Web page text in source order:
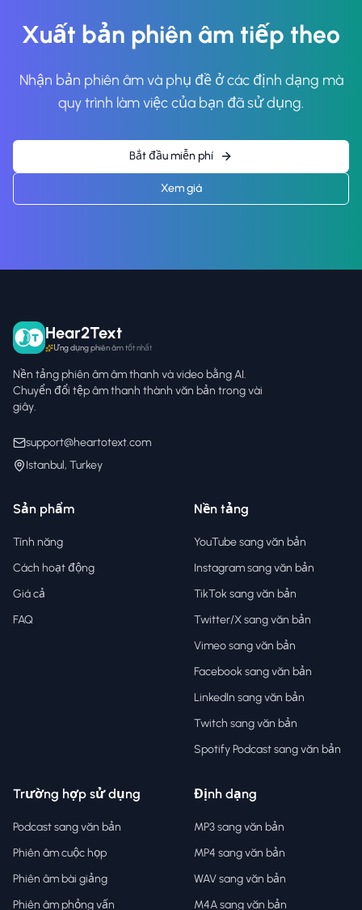
Xuất bản phiên âm tiếp theo
Nhận bản phiên âm và phụ đề ở các định dạng mà
quy trình làm việc của bạn đã sử dụng.
Bắt đầu miễn phí
Xem giá
Hear2Text
Ứng dụng phiên âm tốt nhất
Nền tảng phiên âm âm thanh và video bằng AI.
Chuyển đổi tệp âm thanh thành văn bản trong vài
giây.
support@heartotext.com
Istanbul, Turkey
Sản phẩm
Tính năng
Cách hoạt động
Giá cả
FAQ
Nền tảng
YouTube sang văn bản
Instagram sang văn bản
TikTok sang văn bản
Twitter/X sang văn bản
Vimeo sang văn bản
Facebook sang văn bản
LinkedIn sang văn bản
Twitch sang văn bản
Spotify Podcast sang văn bản
Trường hợp sử dụng
Podcast sang văn bản
Phiên âm cuộc họp
Phiên âm bài giảng
Phiên âm phỏng vấn
Định dạng
MP3 sang văn bản
MP4 sang văn bản
WAV sang văn bản
M4A sang văn bản